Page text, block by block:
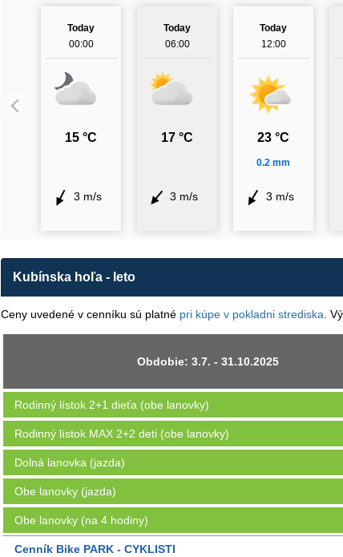
Today
00:00
15 °C
3 m/s
Today
06:00
17 °C
3 m/s
Today
12:00
23 °C
0.2 mm
3 m/s
Kubínska hoľa - leto
Ceny uvedené v cenníku sú platné pri kúpe v pokladni strediska.
Obdobie: 3.7. - 31.10.2025
Rodinný lístok 2+1 dieťa (obe lanovky)
Rodinný lístok MAX 2+2 deti (obe lanovky)
Dolná lanovka (jazda)
Obe lanovky (jazda)
Obe lanovky (na 4 hodiny)
Cenník Bike PARK - CYKLISTI